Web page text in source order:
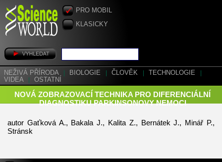
PRO MOBIL
KLASICKY
NEŽIVÁ PŘÍRODA BIOLOGIE ČLOVĚK TECHNOLOGIE
VIDEA
OSTATNÍ
NOVÁ ZOBRAZOVACÍ TECHNIKA PRO DIFERENCIÁLNÍ
DIAGNOSTIKU PARKINSONOVY NEMOCI
autor Gaťková A., Bakala J., Kalita Z., Bernátek J., Minář P.,
Stránsk